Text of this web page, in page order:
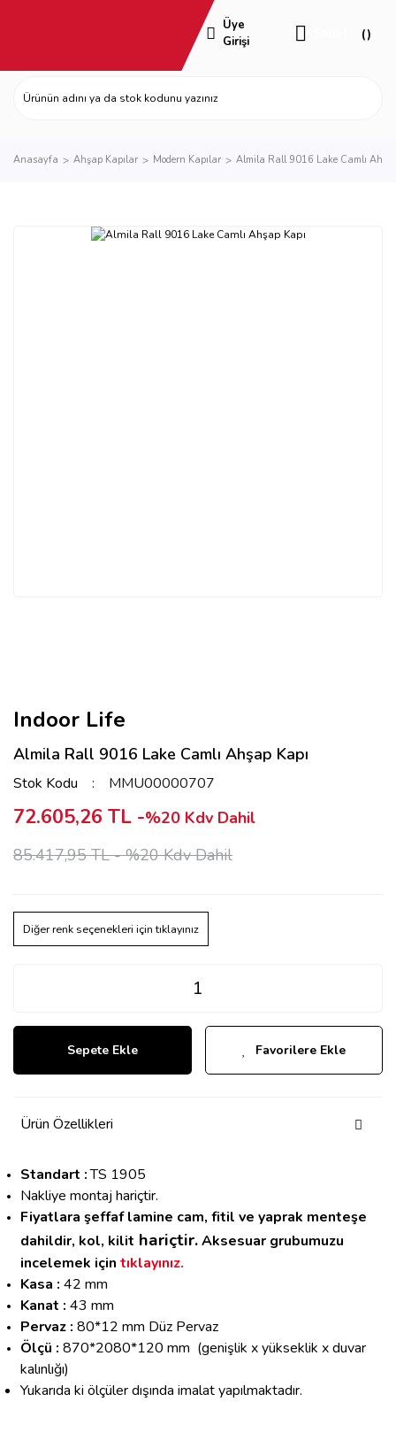
Üye
Girişi
Anasayfa Ahşap Kapılar Modern Kapılar Almila Rall 9016 Lake Camlı
Indoor Life
Almila Rall 9016 Lake Camlı Ahşap Kapı
Stok Kodu MMU00000707
72.605,26 TL -%20 Kdv Dahil
85.417,95 TL -%20 Kdv Dahil
Diğer renk seçenekleri için tıklayınız
Sepete Ekle Favorilere Ekle
Ürün Özellikleri
Standart :TS 1905
Nakliye montaj hariçtir.
Fiyatlara şeffaf lamine cam, fitil ve yaprak menteşe
dahildir, kol, kilit hariçtir.Aksesuar grubumuzu
incelemek için tıklayınız.
Kasa : 42 mm
Kanat : 43 mm
Pervaz : 80*12 mm Düz Pervaz
Ölçü : 870*2080*120 mm (genişlik x yükseklik x duvar
kalınlığı)
Yukarıda ki ölçüler dışında imalat yapılmaktadır.